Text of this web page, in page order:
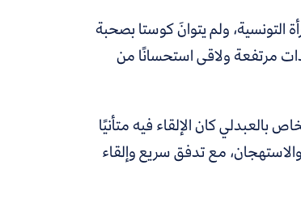
التونسية، ولم يتوانَ كوستا بصحبة
مرتفعة ولاقى استحسانًا من
بالعبدلي كان الإلقاء فيه متأنيًا
مع تدفق سريع وإلقاء